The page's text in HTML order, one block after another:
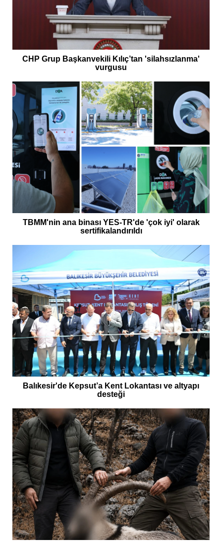
CHP Grup Başkanvekili Kılıç’tan 'silahsızlanma'
vurgusu
TBMM'nin ana binası YES-TR'de 'çok iyi' olarak
sertifikalandırıldı
Balıkesir'de Kepsut’a Kent Lokantası ve altyapı
desteği